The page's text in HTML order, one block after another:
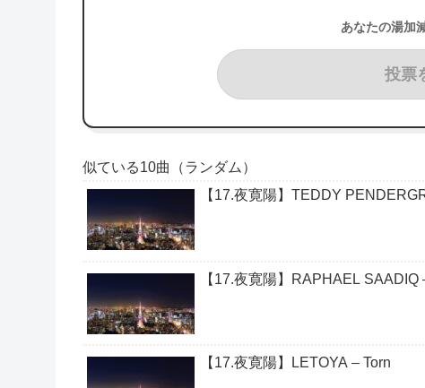
あなたの湯加
投票
似ている10曲（ランダム）
【17.夜寛陽】TEDDY
【17.夜寛陽】RAPHAEL SAADIQ
【17.夜寛陽】LETOYA – Torn